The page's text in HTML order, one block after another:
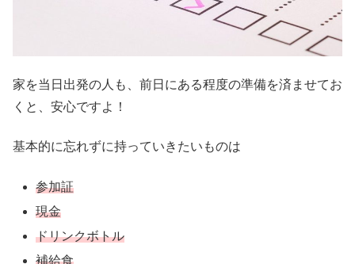
家を当日出発の人も、前日にある程度の準備を済ませてお
くと、安心ですよ！
基本的に忘れずに持っていきたいものは
参加証
現金
ドリンクボトル
補給食